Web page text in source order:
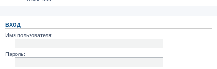
ВХОД
Имя пользователя:
Пароль: